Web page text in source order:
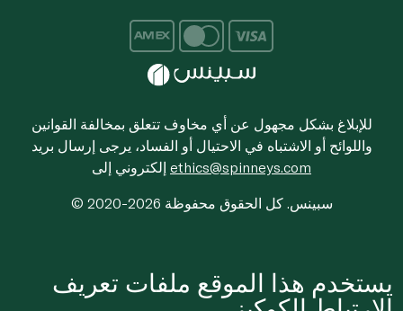
للإبلاغ بشكل مجهول عن أي مخاوف تتعلق بمخالفة القوانين
واللوائح أو الاشتباه في الاحتيال أو الفساد، يرجى إرسال بريد
ethics@spinneys.com
© 2020-2026 سبينس. كل الحقوق محفوظة
يستخدم هذا الموقع ملفات تعريف